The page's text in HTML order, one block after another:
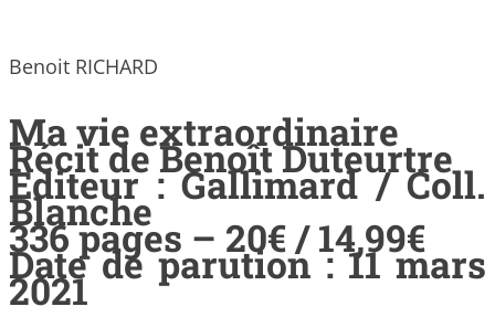
Benoit RICHARD
Ma vie extraordinaire
Récit de Benoît Duteurtre
Editeur : Gallimard / Coll.
Blanche
336 pages – 20€ / 14,99€
Date de parution : 11 mars
2021